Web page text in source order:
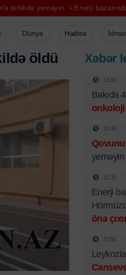
Enerji bazarında yeni dövr:
Dünya Hadisə
ildə öldü Xəbər
12:00
Bakıda
11:40
Qovunu
yeməyin
11:30
Enerji
önə
11:00